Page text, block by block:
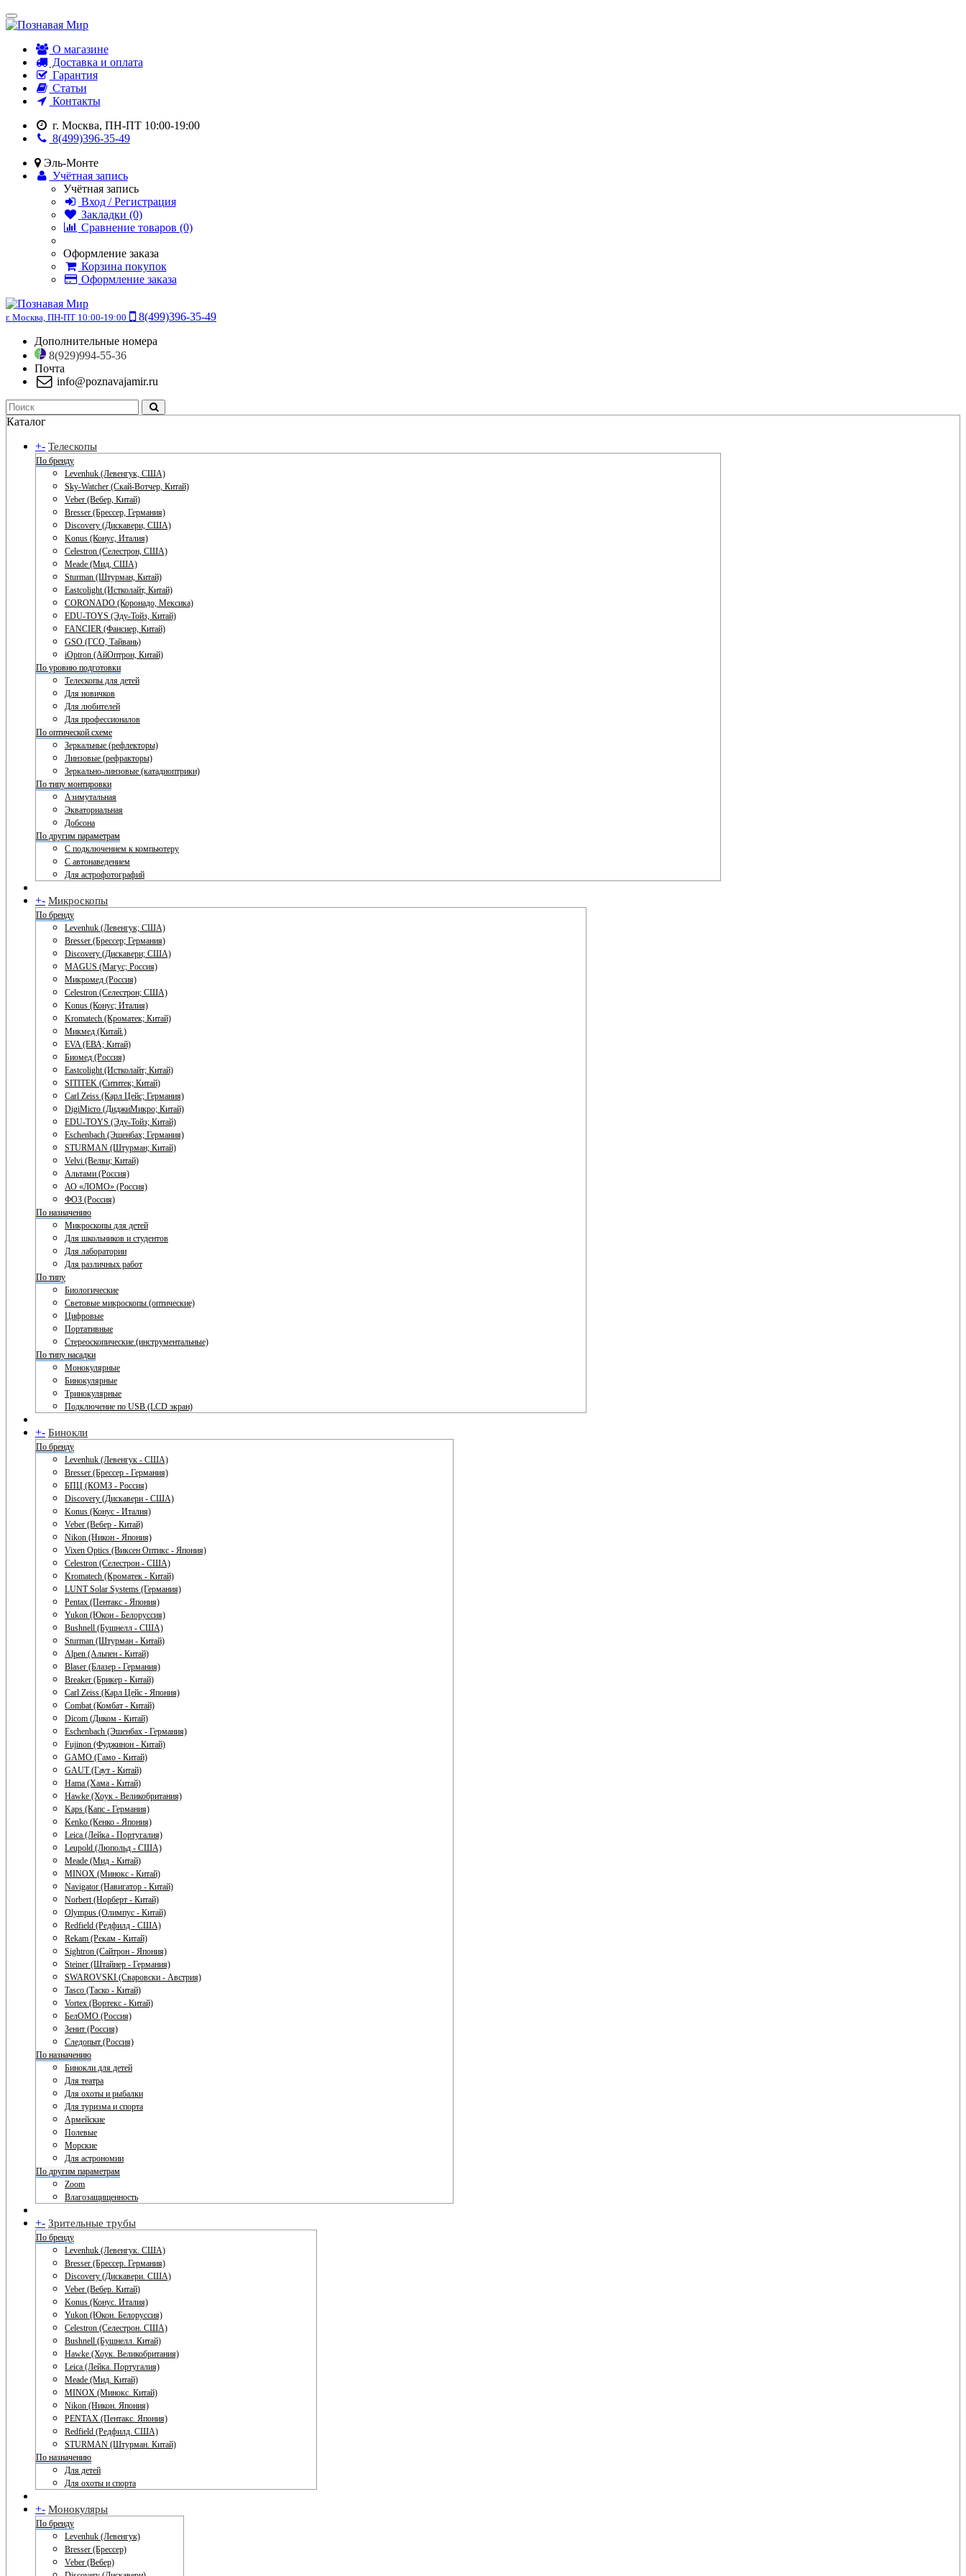
О магазине
Доставка и оплата
Гарантия
Статьи
Контакты
г. Москва, ПН-ПТ 10:00-19:00
8(499)396-35-49
Эль-Монте
Учётная запись
Учётная запись
Вход / Регистрация
Закладки (0)
Сравнение товаров (0)
Оформление заказа
Корзина покупок
Оформление заказа
г. Москва, ПН-ПТ 10:00-19:00
8(499)396-35-49
Дополнительные номера
8(929)994-55-36
Почта
info@poznavajamir.ru
Каталог
+- Телескопы
По бренду
Levenhuk (Левенгук, США)
Sky-Watcher (Скай-Вотчер, Китай)
Veber (Вебер, Китай)
Bresser (Брессер, Германия)
Discovery (Дискавери, США)
Konus (Конус, Италия)
Celestron (Селестрон, США)
Meade (Мид, США)
Sturman (Штурман, Китай)
Eastcolight (Истколайт, Китай)
CORONADO (Коронадо, Мексика)
EDU-TOYS (Эду-Тойз, Китай)
FANCIER (Фансиер, Китай)
GSO (ГСО, Тайвань)
iOptron (АйОптрон, Китай)
По уровню подготовки
Телескопы для детей
Для новичков
Для любителей
Для профессионалов
По оптической схеме
Зеркальные (рефлекторы)
Линзовые (рефракторы)
Зеркально-линзовые (катадиоптрики)
По типу монтировки
Азимутальная
Экваториальная
Добсона
По другим параметрам
С подключением к компьютеру
С автонаведением
Для астрофотографий
+- Микроскопы
По бренду
Levenhuk (Левенгук; США)
Bresser (Брессер; Германия)
Discovery (Дискавери; США)
MAGUS (Магус; Россия)
Микромед (Россия)
Celestron (Селестрон; США)
Konus (Конус; Италия)
Kromatech (Кроматек; Китай)
Микмед (Китай.)
EVA (ЕВА; Китай)
Биомед (Россия)
Eastcolight (Истколайт; Китай)
SITITEK (Сититек; Китай)
Carl Zeiss (Карл Цейс; Германия)
DigiMicro (ДиджиМикро; Китай)
EDU-TOYS (Эду-Тойз; Китай)
Eschenbach (Эшенбах; Германия)
STURMAN (Штурман; Китай)
Velvi (Велви; Китай)
Альтами (Россия)
АО «ЛОМО» (Россия)
ФОЗ (Россия)
По назначению
Микроскопы для детей
Для школьников и студентов
Для лаборатории
Для различных работ
По типу
Биологические
Световые микроскопы (оптические)
Цифровые
Портативные
Стереоскопические (инструментальные)
По типу насадки
Монокулярные
Бинокулярные
Тринокулярные
Подключение по USB (LCD экран)
+- Бинокли
По бренду
Levenhuk (Левенгук - США)
Bresser (Брессер - Германия)
БПЦ (КОМЗ - Россия)
Discovery (Дискавери - США)
Konus (Конус - Италия)
Veber (Вебер - Китай)
Nikon (Никон - Япония)
Vixen Optics (Виксен Оптикс - Япония)
Celestron (Селестрон - США)
Kromatech (Кроматек - Китай)
LUNT Solar Systems (Германия)
Pentax (Пентакс - Япония)
Yukon (Юкон - Белоруссия)
Bushnell (Бушнелл - США)
Sturman (Штурман - Китай)
Alpen (Альпен - Китай)
Blaser (Блазер - Германия)
Breaker (Брикер - Китай)
Carl Zeiss (Карл Цейс - Япония)
Combat (Комбат - Китай)
Dicom (Диком - Китай)
Eschenbach (Эшенбах - Германия)
Fujinon (Фуджинон - Китай)
GAMO (Гамо - Китай)
GAUT (Гаут - Китай)
Hama (Хама - Китай)
Hawke (Хоук - Великобритания)
Kaps (Капс - Германия)
Kenko (Кенко - Япония)
Leica (Лейка - Португалия)
Leupold (Люпольд - США)
Meade (Мид - Китай)
MINOX (Минокс - Китай)
Navigator (Навигатор - Китай)
Norbert (Норберт - Китай)
Olympus (Олимпус - Китай)
Redfield (Редфилд - США)
Rekam (Рекам - Китай)
Sightron (Сайтрон - Япония)
Steiner (Штайнер - Германия)
SWAROVSKI (Сваровски - Австрия)
Tasco (Таско - Китай)
Vortex (Вортекс - Китай)
БелОМО (Россия)
Зенит (Россия)
Следопыт (Россия)
По назначению
Бинокли для детей
Для театра
Для охоты и рыбалки
Для туризма и спорта
Армейские
Полевые
Морские
Для астрономии
По другим параметрам
Zoom
Влагозащищенность
+- Зрительные трубы
По бренду
Levenhuk (Левенгук. США)
Bresser (Брессер. Германия)
Discovery (Дискавери. США)
Veber (Вебер. Китай)
Konus (Конус. Италия)
Yukon (Юкон. Белоруссия)
Celestron (Селестрон. США)
Bushnell (Бушнелл. Китай)
Hawke (Хоук. Великобритания)
Leica (Лейка. Португалия)
Meade (Мид. Китай)
MINOX (Минокс. Китай)
Nikon (Никон. Япония)
PENTAX (Пентакс. Япония)
Redfield (Редфилд. США)
STURMAN (Штурман. Китай)
По назначению
Для детей
Для охоты и спорта
+- Монокуляры
По бренду
Levenhuk (Левенгук)
Bresser (Брессер)
Veber (Вебер)